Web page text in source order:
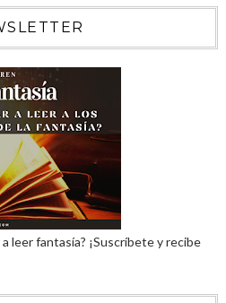
leer fantasía? ¡Suscríbete y recibe